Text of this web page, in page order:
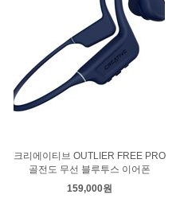
크리에이티브 OUTLIER FREE PRO
골전도 무선 블루투스 이어폰
159,000원